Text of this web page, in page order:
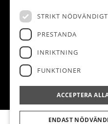
STRIKT NÖDVÄNDIGT
PRESTANDA
INRIKTNING
FUNKTIONER
ACCEPTERA
ENDAST